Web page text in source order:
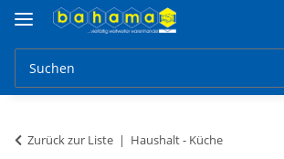
Zurück zur Liste Haushalt - Küche